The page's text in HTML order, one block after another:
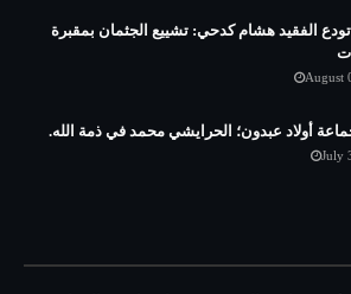
الفقيد هشام كدحي: تشييع الجثمان بمقبرة
August
أولاد عبدون؛ الحرايشي محمد في ذمة الله.
July